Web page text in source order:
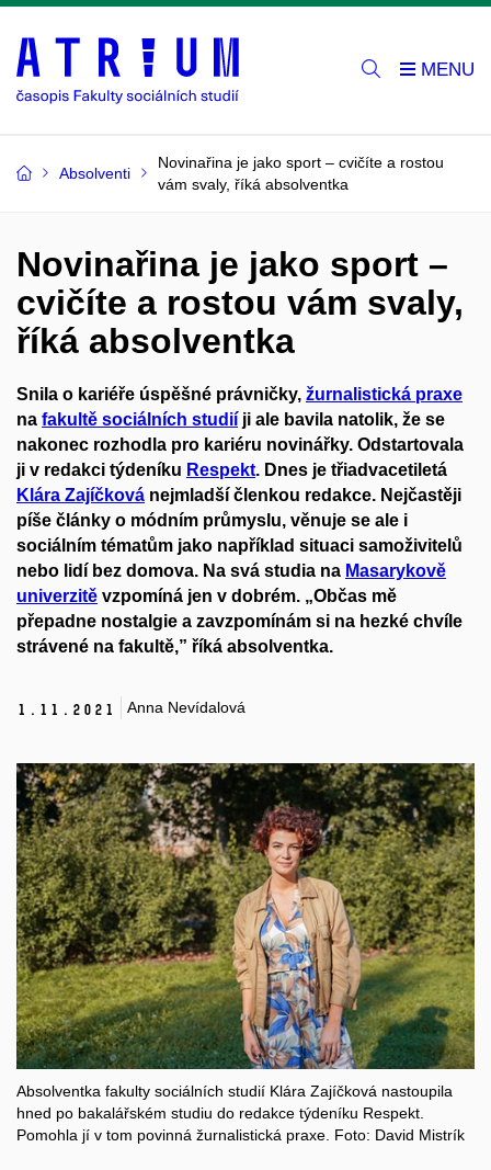
Absolventi
Novinařina je jako sport – cvičíte a rostou
vám svaly, říká absolventka
Novinařina je jako sport –
cvičíte a rostou vám svaly,
říká absolventka
Snila o kariéře úspěšné právničky, žurnalistická praxe
na fakultě sociálních studií ji ale bavila natolik, že se
nakonec rozhodla pro kariéru novinářky. Odstartovala
ji v redakci týdeníku Respekt. Dnes je třiadvacetiletá
Klára Zajíčková nejmladší členkou redakce. Nejčastěji
píše články o módním průmyslu, věnuje se ale i
sociálním tématům jako například situaci samoživitelů
nebo lidí bez domova. Na svá studia na Masarykově
univerzitě vzpomíná jen v dobrém. „Občas mě
přepadne nostalgie a zavzpomínám si na hezké chvíle
strávené na fakultě,” říká absolventka.
1. 11. 2021 Anna Nevídalová
Absolventka fakulty sociálních studií Klára Zajíčková nastoupila
hned po bakalářském studiu do redakce týdeníku Respekt.
Pomohla jí v tom povinná žurnalistická praxe. Foto: David Mistrík